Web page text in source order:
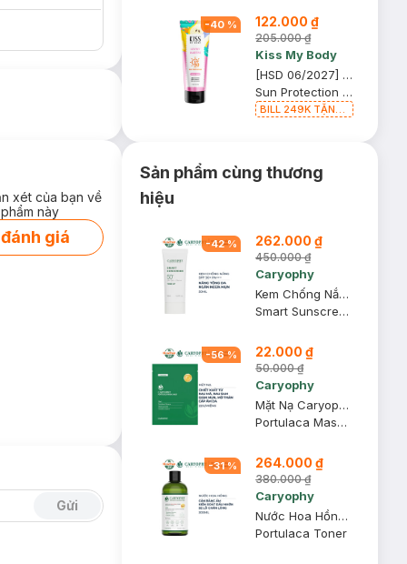
xét của bạn về
này
giá
Gửi
-40 % 122.000 ₫
205.000 ₫
Kiss My Body
[HSD 06/2027] Serum Dưỡng Thể Kiss My Body Chống Nắng Lovely Martini 180g
Sun Protection Perfume Serum SPF50 PA++++
BILL 249K TẶNG
Sản phẩm cùng thương
hiệu
-42% 262.000 ₫
450.000 ₫
Caryophy
Kem Chống Nắng Caryophy Nâng Tone, Ngừa Mụn 50ml
Smart Sunscreen SPF 50+ / PA+++ #Tone Up
-56% 22.000 ₫
50.000 ₫
Caryophy
Mặt Nạ Caryophy Làm Giảm Mụn, Thâm & Dưỡng Ẩm Da 22g
Portulaca Mask Sheet 3in1
-31% 264.000 ₫
380.000 ₫
Caryophy
Nước Hoa Hồng Caryophy Ngừa Mụn Kiềm Dầu Giảm Thâm 300ml
Portulaca Toner